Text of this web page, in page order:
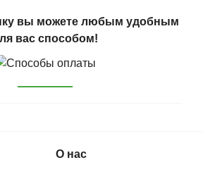
вы можете любым удобным
вас способом!
О нас